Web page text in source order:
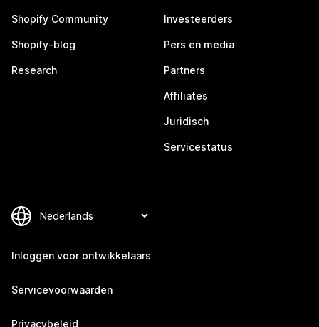
Shopify Community
Shopify-blog
Research
Investeerders
Pers en media
Partners
Affiliates
Juridisch
Servicestatus
Inloggen voor ontwikkelaars
Servicevoorwaarden
Privacybeleid